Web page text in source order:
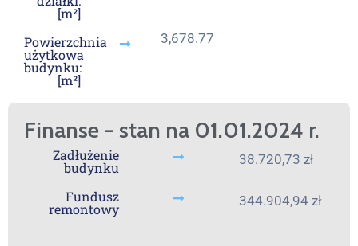
[m²]
Powierzchnia
użytkowa
budynku:
[m²]
3,678.77
Finanse - stan na 01.01.2024 r.
Zadłużenie
budynku 38.720,73 zł
Fundusz
remontowy 344.904,94 zł